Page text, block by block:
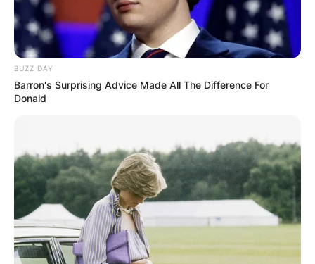
BUZZ DAY
Barron's Surprising Advice Made All The Difference For
Donald